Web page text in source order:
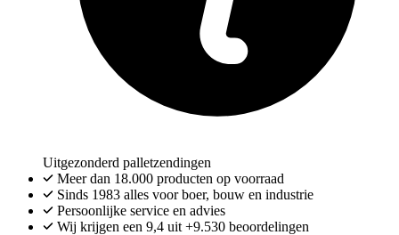
Uitgezonderd palletzendingen
Meer dan 18.000 producten op voorraad
Sinds 1983 alles voor boer, bouw en industrie
Persoonlijke service en advies
Wij krijgen een 9,4 uit +9.530 beoordelingen